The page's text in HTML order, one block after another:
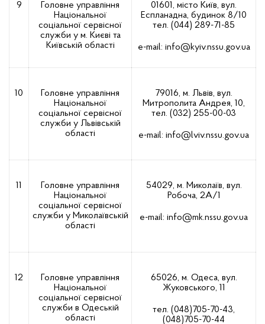
9
Головне управління
Національної
соціальної сервісної
служби у м. Києві та
Київській області
01601, місто Київ, вул.
Еспланадна, будинок 8/10
тел. (044) 289-71-85
е-mail: info@kyiv.nssu.gov.ua
10
Головне управління
Національної
соціальної сервісної
служби у Львівській
області
79016, м. Львів, вул.
Митрополита Андрея, 10,
тел. (032) 255-00-03
е-mail: info@lviv.nssu.gov.ua
11
Головне управління
Національної
соціальної сервісної
служби у Миколаївській
області
54029, м. Миколаїв, вул.
Робоча, 2А/1
e-mail: info@mk.nssu.gov.ua
12
Головне управління
Національної
соціальної сервісної
служби в Одеській
області
65026, м. Одеса, вул.
Жуковського, 11
тел. (048)705-70-43,
(048)705-70-44